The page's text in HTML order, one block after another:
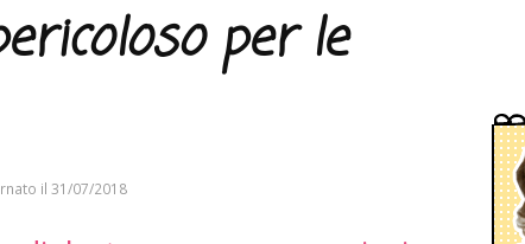
per le
il 31/07/2018